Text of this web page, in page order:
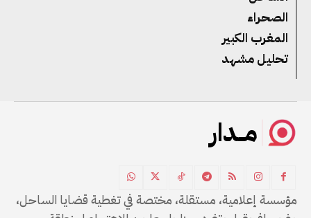
الصحراء
المغرب الكبير
تحليل مشهد
مــدار
مؤسسة إعلامية، مستقلة، مختصة في تغطية قضايا الساحل،